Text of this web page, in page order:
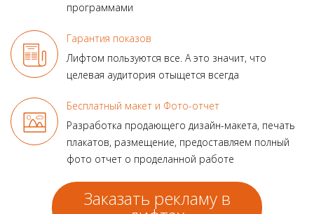
программами
Гарантия показов
Лифтом пользуются все. А это значит, что
целевая аудитория отыщется всегда
Бесплатный макет и Фото-отчет
Разработка продающего дизайн-макета, печать
плакатов, размещение, предоставляем полный
фото отчет о проделанной работе
Заказать рекламу в